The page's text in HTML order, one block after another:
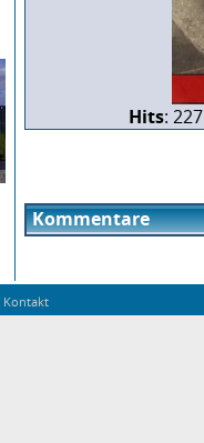
Hits: 227
Kommentare
Kontakt